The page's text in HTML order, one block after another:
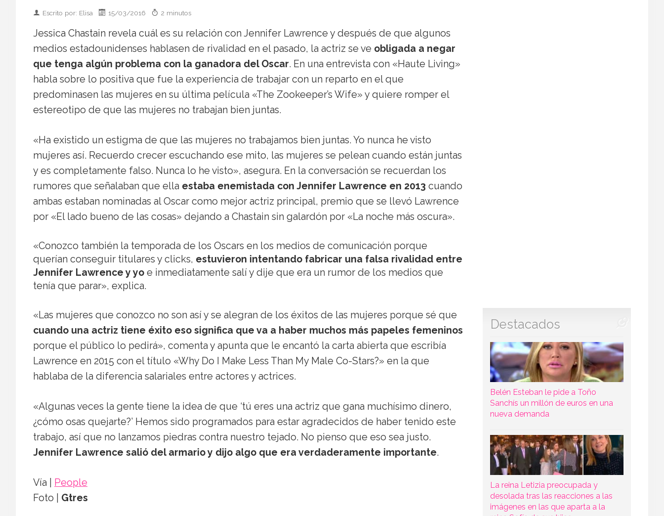
Escrito por: Elisa 15/03/2016 2 minutos
Jessica Chastain revela cuál es su relación con Jennifer Lawrence y después de que algunos
medios estadounidenses hablasen de rivalidad en el pasado, la actriz se ve obligada a negar
que tenga algún problema con la ganadora del Oscar. En una entrevista con «Haute Living»
habla sobre lo positiva que fue la experiencia de trabajar con un reparto en el que
predominasen las mujeres en su última película «The Zookeeper’s Wife» y quiere romper el
estereotipo de que las mujeres no trabajan bien juntas.
«Ha existido un estigma de que las mujeres no trabajamos bien juntas. Yo nunca he visto
mujeres así. Recuerdo crecer escuchando ese mito, las mujeres se pelean cuando están juntas
y es completamente falso. Nunca lo he visto», asegura. En la conversación se recuerdan los
rumores que señalaban que ella estaba enemistada con Jennifer Lawrence en 2013 cuando
ambas estaban nominadas al Oscar como mejor actriz principal, premio que se llevó Lawrence
por «El lado bueno de las cosas» dejando a Chastain sin galardón por «La noche más oscura».
«Conozco también la temporada de los Oscars en los medios de comunicación porque
querían conseguir titulares y clicks, estuvieron intentando fabricar una falsa rivalidad entre
Jennifer Lawrence y yo e inmediatamente salí y dije que era un rumor de los medios que
tenía que parar», explica.
«Las mujeres que conozco no son así y se alegran de los éxitos de las mujeres porque sé que
cuando una actriz tiene éxito eso significa que va a haber muchos más papeles femeninos
porque el público lo pedirá», comenta y apunta que le encantó la carta abierta que escribía
Lawrence en 2015 con el título «Why Do I Make Less Than My Male Co-Stars?» en la que
hablaba de la diferencia salariales entre actores y actrices.
«Algunas veces la gente tiene la idea de que ‘tú eres una actriz que gana muchísimo dinero,
¿cómo osas quejarte?’ Hemos sido programados para estar agradecidos de haber tenido este
trabajo, así que no lanzamos piedras contra nuestro tejado. No pienso que eso sea justo.
Jennifer Lawrence salió del armario y dijo algo que era verdaderamente importante.
Vía |
People
Foto | Gtres
Destacados
Belén Esteban le pide a Toño
Sanchís un millón de euros en una
nueva demanda
La reina Letizia preocupada y
desolada tras las reacciones a las
imágenes en las que aparta a la